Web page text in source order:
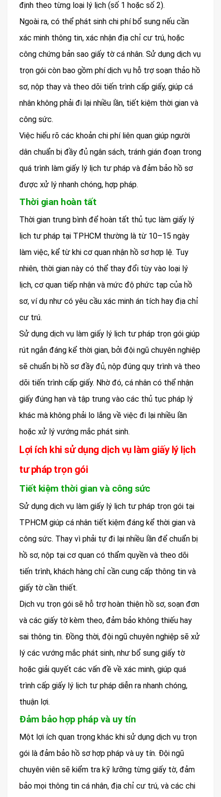
định theo từng loại lý lịch (số 1 hoặc số 2).
Ngoài ra, có thể phát sinh chi phí bổ sung nếu cần
xác minh thông tin, xác nhận địa chỉ cư trú, hoặc
công chứng bản sao giấy tờ cá nhân. Sử dụng dịch vụ
trọn gói còn bao gồm phí dịch vụ hỗ trợ soạn thảo hồ
sơ, nộp thay và theo dõi tiến trình cấp giấy, giúp cá
nhân không phải đi lại nhiều lần, tiết kiệm thời gian và
công sức.
Việc hiểu rõ các khoản chi phí liên quan giúp người
dân chuẩn bị đầy đủ ngân sách, tránh gián đoạn trong
quá trình làm giấy lý lịch tư pháp và đảm bảo hồ sơ
được xử lý nhanh chóng, hợp pháp.
Thời gian hoàn tất
Thời gian trung bình để hoàn tất thủ tục làm giấy lý
lịch tư pháp tại TPHCM thường là từ 10–15 ngày
làm việc, kể từ khi cơ quan nhận hồ sơ hợp lệ. Tuy
nhiên, thời gian này có thể thay đổi tùy vào loại lý
lịch, cơ quan tiếp nhận và mức độ phức tạp của hồ
sơ, ví dụ như có yêu cầu xác minh án tích hay địa chỉ
cư trú.
Sử dụng dịch vụ làm giấy lý lịch tư pháp trọn gói giúp
rút ngắn đáng kể thời gian, bởi đội ngũ chuyên nghiệp
sẽ chuẩn bị hồ sơ đầy đủ, nộp đúng quy trình và theo
dõi tiến trình cấp giấy. Nhờ đó, cá nhân có thể nhận
giấy đúng hạn và tập trung vào các thủ tục pháp lý
khác mà không phải lo lắng về việc đi lại nhiều lần
hoặc xử lý vướng mắc phát sinh.
Lợi ích khi sử dụng dịch vụ làm giấy lý lịch
tư pháp trọn gói
Tiết kiệm thời gian và công sức
Sử dụng dịch vụ làm giấy lý lịch tư pháp trọn gói tại
TPHCM giúp cá nhân tiết kiệm đáng kể thời gian và
công sức. Thay vì phải tự đi lại nhiều lần để chuẩn bị
hồ sơ, nộp tại cơ quan có thẩm quyền và theo dõi
tiến trình, khách hàng chỉ cần cung cấp thông tin và
giấy tờ cần thiết.
Dịch vụ trọn gói sẽ hỗ trợ hoàn thiện hồ sơ, soạn đơn
và các giấy tờ kèm theo, đảm bảo không thiếu hay
sai thông tin. Đồng thời, đội ngũ chuyên nghiệp sẽ xử
lý các vướng mắc phát sinh, như bổ sung giấy tờ
hoặc giải quyết các vấn đề về xác minh, giúp quá
trình cấp giấy lý lịch tư pháp diễn ra nhanh chóng,
thuận lợi.
Đảm bảo hợp pháp và uy tín
Một lợi ích quan trọng khác khi sử dụng dịch vụ trọn
gói là đảm bảo hồ sơ hợp pháp và uy tín. Đội ngũ
chuyên viên sẽ kiểm tra kỹ lưỡng từng giấy tờ, đảm
bảo mọi thông tin cá nhân, địa chỉ cư trú, và các chi